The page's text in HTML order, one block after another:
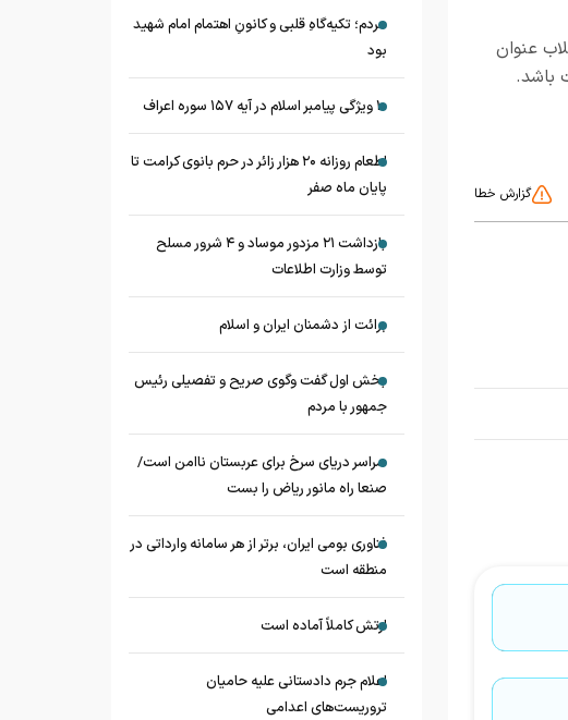
عنوان
باشد.
گزارش خطا
مردم؛ تکیه‌گاهِ قلبی و کانونِ اهتمام امام شهید
بود
۱۰ ویژگی پیامبر اسلام در آیه ۱۵۷ سوره اعراف
اطعام روزانه ۲۰ هزار زائر در حرم بانوی کرامت تا
پایان ماه صفر
بازداشت ۲۱ مزدور موساد و ۴ شرور مسلح
توسط وزارت اطلاعات
برائت از دشمنان ایران و اسلام
بخش اول گفت وگوی صریح و تفصیلی رئیس
جمهور با مردم
سراسر دریای سرخ برای عربستان ناامن است/
صنعا راه مانور ریاض را بست
فناوری بومی ایران، برتر از هر سامانه وارداتی در
منطقه است
ارتش کاملاً آماده است
اعلام جرم دادستانی علیه حامیان
تروریست‌های اعدامی